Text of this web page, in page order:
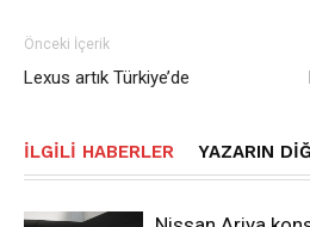
Önceki İçerik
Lexus artık Türkiye’de
İLGILI HABERLER YAZARIN